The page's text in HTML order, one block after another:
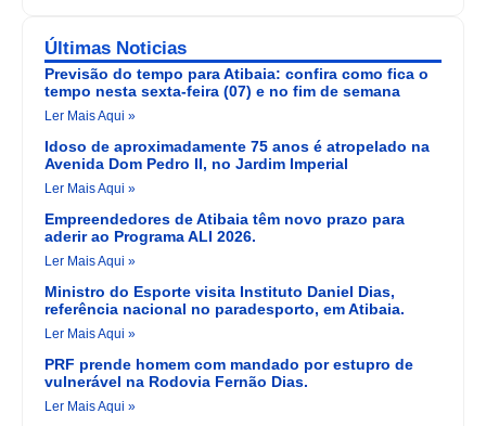
Últimas Noticias
Previsão do tempo para Atibaia: confira como fica o
tempo nesta sexta-feira (07) e no fim de semana
Ler Mais Aqui »
Idoso de aproximadamente 75 anos é atropelado na
Avenida Dom Pedro II, no Jardim Imperial
Ler Mais Aqui »
Empreendedores de Atibaia têm novo prazo para
aderir ao Programa ALI 2026.
Ler Mais Aqui »
Ministro do Esporte visita Instituto Daniel Dias,
referência nacional no paradesporto, em Atibaia.
Ler Mais Aqui »
PRF prende homem com mandado por estupro de
vulnerável na Rodovia Fernão Dias.
Ler Mais Aqui »